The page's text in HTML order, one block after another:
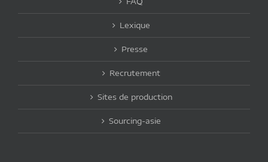
Lexique
Presse
Recrutement
Sites de production
Sourcing-asie